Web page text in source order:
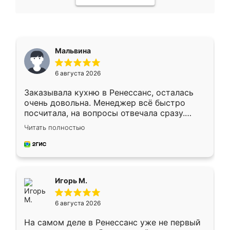
Мальвина
6 августа 2026
Заказывала кухню в Ренессанс, осталась
очень довольна. Менеджер всё быстро
посчитала, на вопросы отвечала сразу.
Замерщик приехал в субботу, подошёл к
делу со всей ответственностью. Собрали
за день, ребята работали аккуратно, даже
Читать полностью
Игорь М.
6 августа 2026
На самом деле в Ренессанс уже не первый